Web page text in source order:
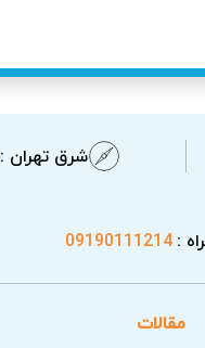
شرق تهران :
:
09190111214
مقالات